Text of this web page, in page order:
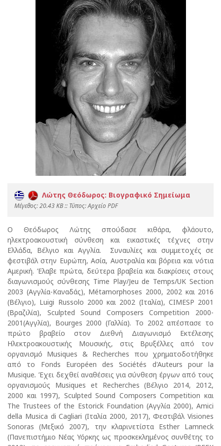
Λώτης Θεόδωρος: Βιογραφικό Σημείωμα
Mέγεθος: 20.43 KB :: Τύπος: Αρχείο PDF
Ο Θεόδωρος Λώτης σπούδασε κιθάρα, φλάουτο,
ηλεκτροακουστική σύνθεση και εικαστικές τέχνες στην
Ελλάδα, Βέλγιο και Αγγλία. Συναυλίες και συμμετοχές σε
φεστιβάλ στην Ευρώπη, Ασία, Αυστραλία και βόρεια και νότια
Αμερική. Έλαβε πρώτα, δεύτερα βραβεία και διακρίσεις στους
διαγωνισμούς σύνθεσης Time Play/Jeu de Temps/UK Section
2003 (Αγγλία-Καναδάς), Métamorphoses 2000, 2002 και 2016
(Βέλγιο), Luigi Russolo 2000 και 2002 (Ιταλία), CIMESP 2001
(Βραζιλία), Sculpted Sound Composers Competition 2000-
2001(Αγγλία), Bourges 2000 (Γαλλία). Το 2002 απέσπασε το
πρώτο βραβείο στον Διεθνή Διαγωνισμό Εκτέλεσης
Ηλεκτροακουστικής Μουσικής, στις Βρυξέλλες από τον
οργανισμό Musiques & Recherches που χρηματοδοτήθηκε
από το Fonds Européen des Sociétés d'Auteurs pour la
Musique.Έχει δεχθεί αναθέσεις για σύνθεση έργων από τους
οργανισμούς Musiques et Recherches (Βέλγιο 2014, 2012,
2000 και 1997), Sculpted Sound Composers Competition και
The Trustees of the Estorick Foundation (Αγγλία 2000), Amici
della Musica di Cagliari (Ιταλία 2000, 2017), Φεστιβάλ Visiones
Sonoras (Μεξικό 2007), την κλαρινετίστα Esther Lamneck
(Πανεπιστήμιο Νέας Υόρκης ως προσκεκλημένος συνθέτης το